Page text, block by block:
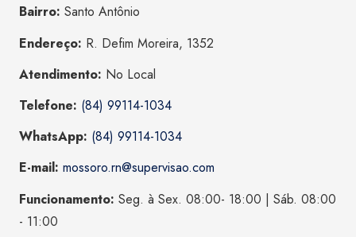
Bairro: Santo Antônio
Endereço: R. Defim Moreira, 1352
Atendimento: No Local
Telefone: (84) 99114-1034
WhatsApp: (84) 99114-1034
E-mail: mossoro.rn@supervisao.com
Funcionamento: Seg. à Sex. 08:00- 18:00 | Sáb. 08:00
- 11:00